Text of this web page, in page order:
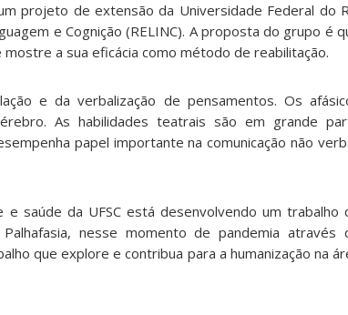
projeto de extensão da Universidade Federal do
e Cognição (RELINC). A proposta do grupo é
a sua eficácia como método de reabilitação.
e da verbalização de pensamentos. Os
As habilidades teatrais são em grande
papel importante na comunicação não
saúde da UFSC está desenvolvendo um trabalho
nesse momento de pandemia através
que explore e contribua para a humanização na